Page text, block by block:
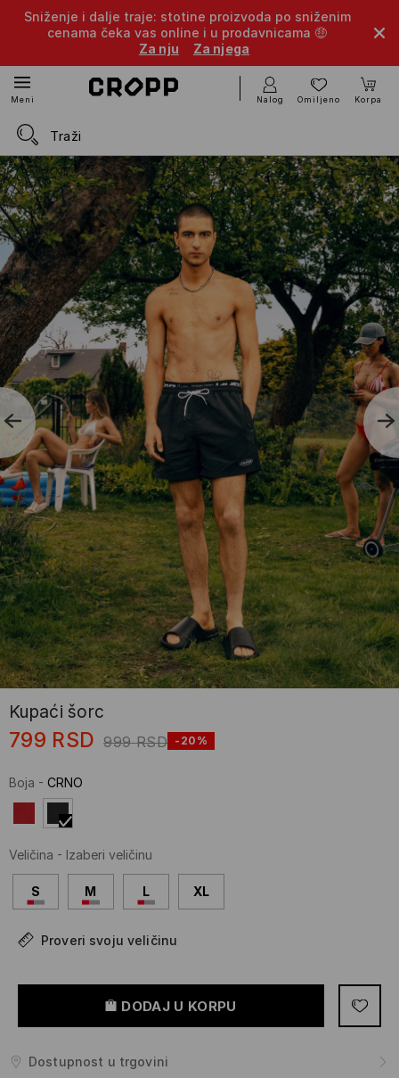
Sniženje i dalje traje: stotine proizvoda po sniženim
cenama čeka vas online i u prodavnicama 🤑
Za nju
Za njega
Meni Nalog Omiljeno Korpa
Kupaći šorc
799 RSD 999 RSD -20%
Boja - CRNO
Veličina - Izaberi veličinu
S M L XL
Proveri svoju veličinu
DODAJ U KORPU
Dostupnost u trgovini